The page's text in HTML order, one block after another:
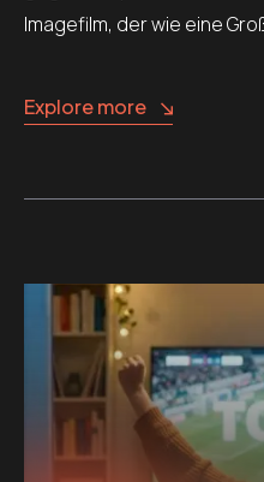
Imagefilm, der wie eine
Explore more